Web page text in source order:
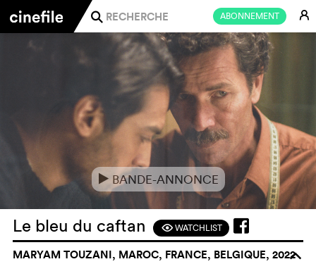
ABONNEMENT E
j
e BANDE-ANNONCE
Le bleu du caftan FWATCHLIST
MARYAM TOUZANI, MAROC, FRANCE, BELGIQUE, 2022o